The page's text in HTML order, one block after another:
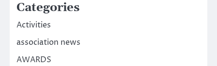
Categories
Activities
association news
AWARDS